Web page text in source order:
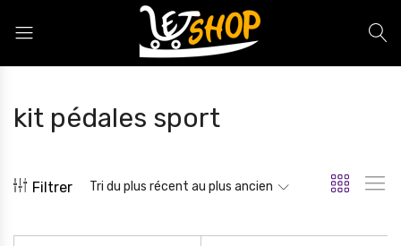
kit pédales sport
Filtrer Tri du plus récent au plus ancien